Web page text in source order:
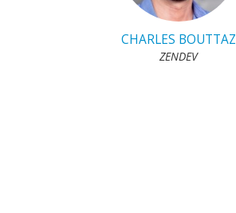
CHARLES BOUTTAZ
ZENDEV